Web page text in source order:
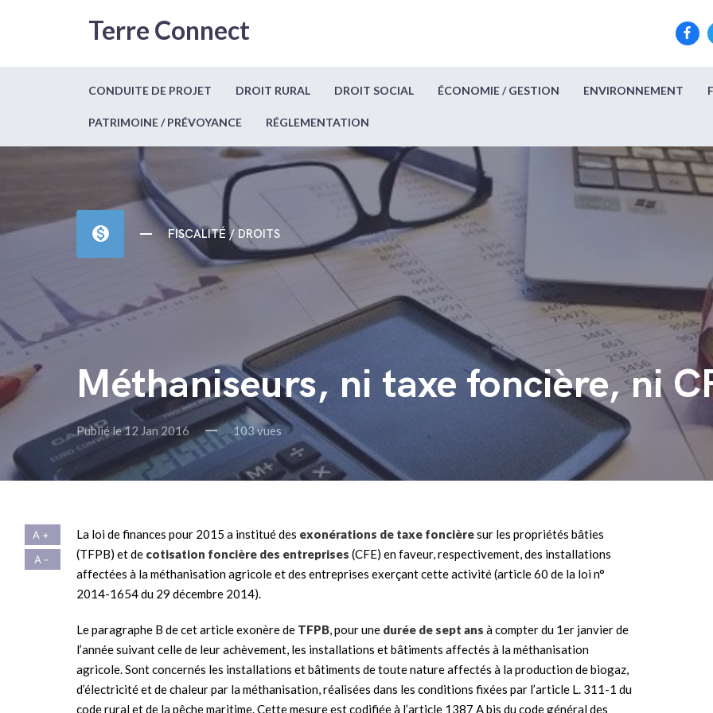
Terre Connect
CONDUITE DE PROJET DROIT RURAL DROIT SOCIAL ÉCONOMIE / GESTION ENVIRONNEMENT
PATRIMOINE / PRÉVOYANCE RÉGLEMENTATION
monetization_on FISCALITÉ / DROITS
Méthaniseurs, ni taxe foncière, ni
Publié le 12 Jan 2016 103 vues
La loi de finances pour 2015 a institué des exonérations de taxe foncièresur les propriétés bâties
(TFPB) et de cotisation foncière des entreprises (CFE) en faveur, respectivement, des installations
affectées à la méthanisation agricole et des entreprises exerçant cette activité (article 60 de la loi n°
2014-1654 du 29 décembre 2014).
Le paragraphe B de cet article exonère de TFPB, pour une durée de sept ans à compter du 1er janvier de
l’année suivant celle de leur achèvement, les installations et bâtiments affectés à la méthanisation
agricole. Sont concernés les installations et bâtiments de toute nature affectés à la production de biogaz,
d’électricité et de chaleur par la méthanisation, réalisées dans les conditions fixées par l’article L. 311-1 du
code rural et de la pêche maritime. Cette mesure est codifiée à l’article 1387 A bis du code général des